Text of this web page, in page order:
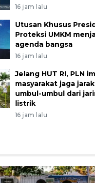
16 jam lalu
Utusan Khusus
Proteksi UMKM
agenda bangsa
16 jam lalu
Jelang HUT RI, PLN
masyarakat jaga
umbul-umbul dari
listrik
16 jam lalu